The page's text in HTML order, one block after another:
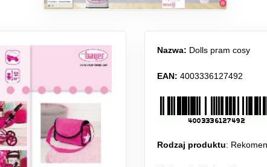
Nazwa: Dolls pram cosy
EAN: 4003336127492
Rodzaj produktu: